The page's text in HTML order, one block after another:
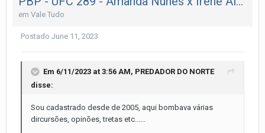
em Vale Tudo
Postado June 11, 2023
Em 6/11/2023 at 3:56 AM, PREDADOR DO NORTE
disse:
Sou cadastrado desde de 2005, aqui bombava várias
dircursões, opinões, tretas etc......